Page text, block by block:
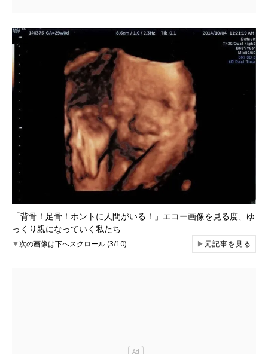
「背骨！足骨！ホントに人間がいる！」エコー画像を見る度、ゆ
っくり親になっていく私たち
▼次の画像は下へスクロール (3/10) ▶元記事を見る